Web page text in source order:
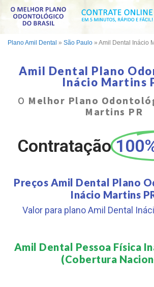
Plano Amil Dental » São Paulo » Amil Dental Inácio
Amil Dental Plano
Inácio Martins
O Melhor Plano
Martins PR
Contratação
Preços Amil Dental Plano
Inácio Martins
Valor para plano Amil Dental
Amil Dental Pessoa Física
(Cobertura